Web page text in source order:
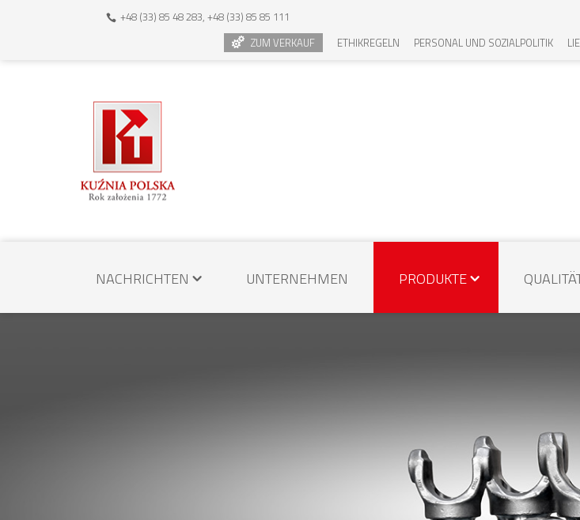
+48 (33) 85 48 283, +48 (33) 85 85 111
ZUM VERKAUF
ETHIKREGELN PERSONAL UND SOZIALPOLITIK
NACHRICHTEN UNTERNEHMEN PRODUKTE